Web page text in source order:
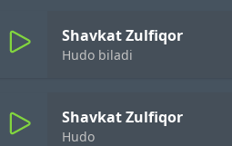
Shavkat Zulfiqor
Hudo biladi
Shavkat Zulfiqor
Hudo